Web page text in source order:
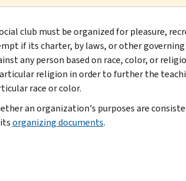
club must be organized for pleasure,
if its charter, by laws, or other
any person based on race, color, or
religion in order to further the
race or color.
an organization's purposes are
organizing documents.